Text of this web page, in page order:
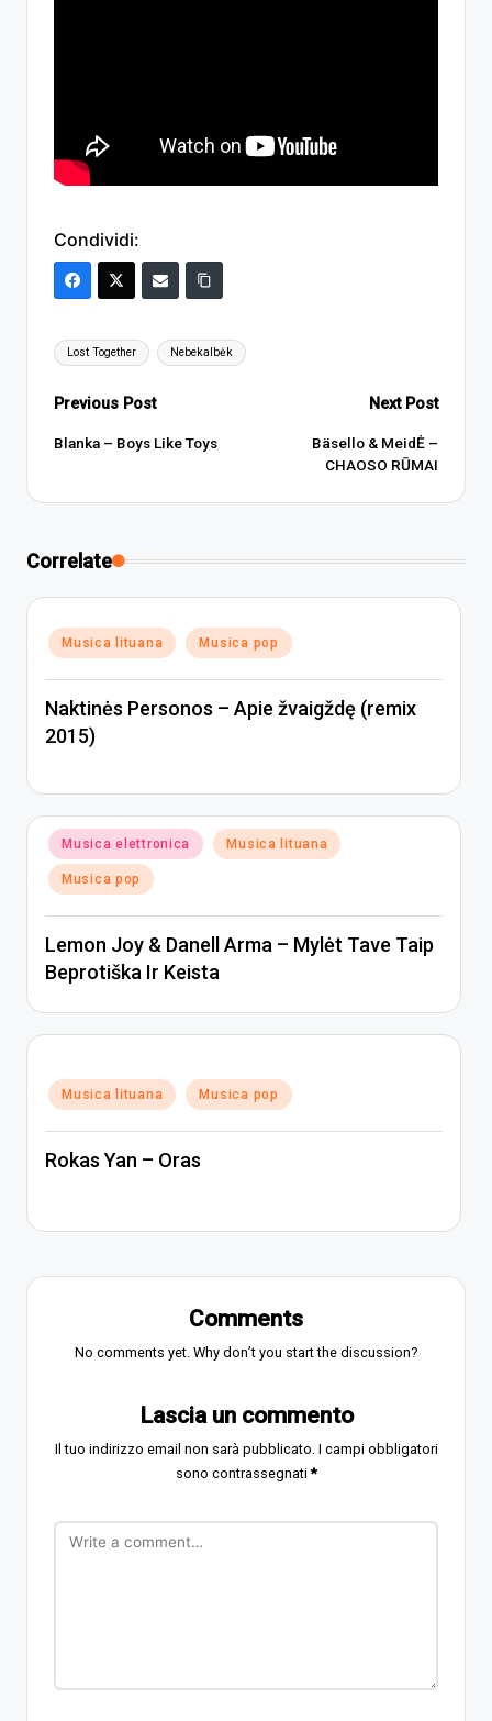
Condividi:
Tags:
Lost Together Nebekalbėk
Post
navigation
Previous Post
Blanka – Boys Like Toys
Next Post
Bäsello & MeidĖ –
CHAOSO RŪMAI
Correlate
Posted
in
Musica lituana Musica pop
Naktinės Personos – Apie žvaigždę (remix
2015)
Posted
in
Musica elettronica Musica lituana
Musica pop
Lemon Joy & Danell Arma – Mylėt Tave Taip
Beprotiška Ir Keista
Posted
in
Musica lituana Musica pop
Rokas Yan – Oras
Comments
No comments yet. Why don’t you start the discussion?
Lascia un commento
Il tuo indirizzo email non sarà pubblicato. I campi obbligatori
sono contrassegnati*